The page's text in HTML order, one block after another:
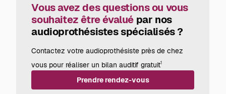
Vous avez des questions ou vous
souhaitez être évalué par nos
audioprothésistes spécialisés ?
Contactez votre audioprothésiste près de chez
vous pour réaliser un bilan auditif gratuit1
Prendre rendez-vous